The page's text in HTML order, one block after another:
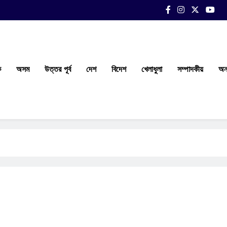
অসম উত্তর পূর্ব দেশ বিদেশ খেলাধুলা সম্পাদকীয়